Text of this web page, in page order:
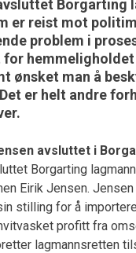
er reist mot
problem i
for
ønsket man å
er helt andre
avsluttet i
Borgarting
Eirik Jensen.
stilling for å
profitt fra
lagmannsretten